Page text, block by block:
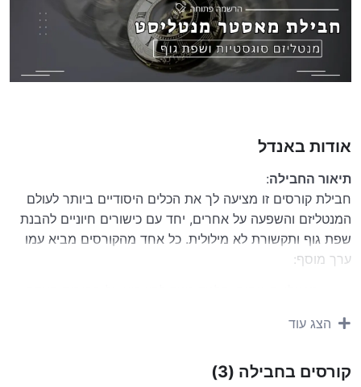
אודות באנדל
תיאור החבילה:
חבילת קורסים זו מציעה לך את הכלים היסודיים ביותר לעולם
המנטליזם והשפעה על אחרים, יחד עם כישורים חיוניים להבנת
שפת גוף ותקשורת לא מילולית. כל אחד מהקורסים מביא עמו
ערך מוסף:
נסתר. הקורס גם מציע דרכים לשיפור הכישורים
למצבים חברתיים.
הצג עוד
קורסים בחבילה (3)